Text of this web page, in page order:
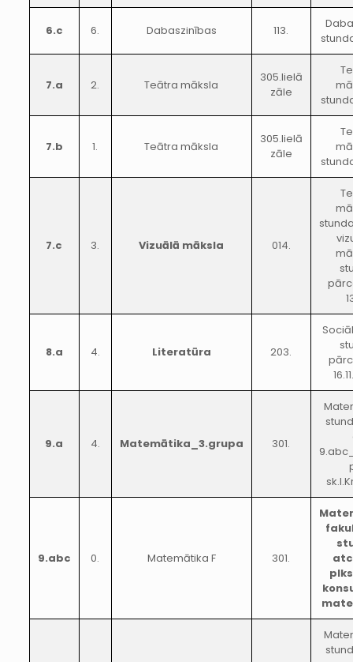
6.c 6. Dabaszinības 113.
7.a 2. Teātra māksla
305.lielā
zāle
7.b 1. Teātra māksla
305.lielā
zāle
7.c 3. Vizuālā māksla 014.
8.a 4. Literatūra 203.
9.a 4. Matemātika_3.grupa 301.
9.abc 0. Matemātika F 301.